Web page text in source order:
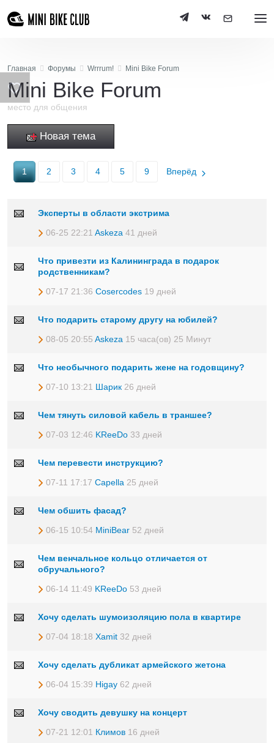
Главная Форумы Wrrrum! Mini Bike Forum
Mini Bike Forum
место для общения
Новая тема
1 2 3 4 5 9 Вперёд
Эксперты в области экстрима
06-25 22:21 Askeza 41 дней
Что привезти из Калининграда в подарок
родственникам?
07-17 21:36 Cosercodes 19 дней
Что подарить старому другу на юбилей?
08-05 20:55 Askeza 15 часа(ов) 25 Минут
Что необычного подарить жене на годовщину?
07-10 13:21 Шарик 26 дней
Чем тянуть силовой кабель в траншее?
07-03 12:46 KReeDo 33 дней
Чем перевести инструкцию?
07-11 17:17 Capella 25 дней
Чем обшить фасад?
06-15 10:54 MiniBear 52 дней
Чем венчальное кольцо отличается от
обручального?
06-14 11:49 KReeDo 53 дней
Хочу сделать шумоизоляцию пола в квартире
07-04 18:18 Xamit 32 дней
Хочу сделать дубликат армейского жетона
06-04 15:39 Higay 62 дней
Хочу сводить девушку на концерт
07-21 12:01 Климов 16 дней